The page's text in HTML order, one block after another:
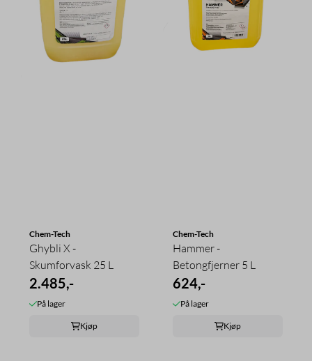
Chem-Tech
Ghybli X -
Skumforvask 25 L
2.485,-
På lager
Kjøp
Chem-Tech
Hammer -
Betongfjerner 5 L
624,-
På lager
Kjøp